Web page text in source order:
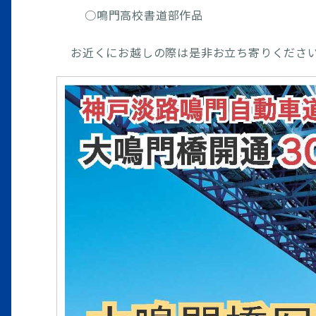
○鳴門高校書道部作品
お近くにお越しの際は是非お立ち寄りくださ